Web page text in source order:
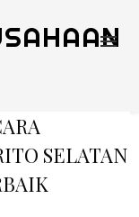
SELATAN